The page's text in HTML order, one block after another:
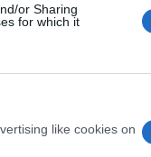
or Sharing
for which it
like cookies on
via
di